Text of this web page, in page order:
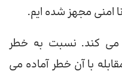
مجهز شده ایم.
کند. نسبت به خطر
با آن خطر آماده می